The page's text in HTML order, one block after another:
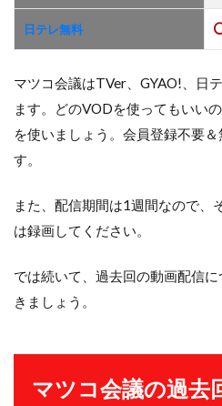
日テレ無料
マツコ会議はTVer、GYAO!、日
ます。どのVODを使ってもいい
を使いましょう。会員登録不要
す。
また、配信期間は1週間なので、
は録画してください。
では続いて、過去回の動画配信
きましょう。
マツコ会議の過去